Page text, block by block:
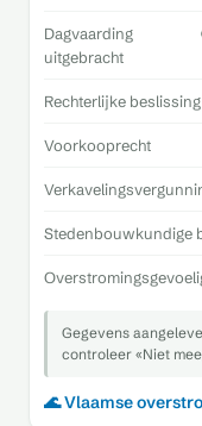
Dagvaarding
uitgebracht
Rechterlijke beslissing
Voorkooprecht
Stedenbouwkundige
Gegevens
controleer «Niet
🌊 Vlaamse